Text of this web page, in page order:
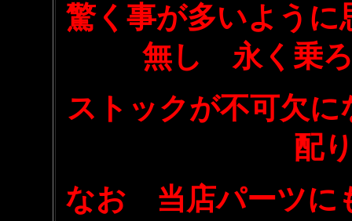
驚く事が多いよう
無し 永く乗
ストックが不可欠
配
なお 当店パーツに